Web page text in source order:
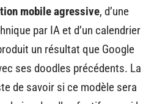
mobile agressive, d’une
par IA et d’un calendrier
un résultat que Google
ses doodles précédents. La
de savoir si ce modèle sera